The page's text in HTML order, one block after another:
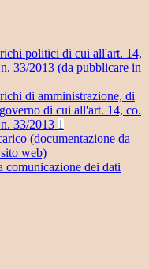
politici di cui all'art. 14,
33/2013 (da pubblicare in
di amministrazione, di
di cui all'art. 14, co.
33/2013 1
(documentazione da
web)
comunicazione dei dati